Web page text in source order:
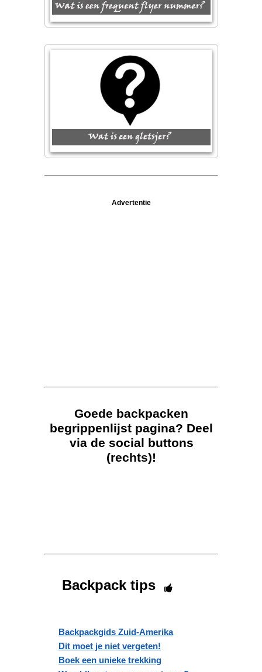
Advertentie
Goede backpacken
begrippenlijst pagina? Deel
via de social buttons
(rechts)!
Backpack tips
Backpackgids Zuid-Amerika
Dit moet je niet vergeten!
Boek een unieke trekking